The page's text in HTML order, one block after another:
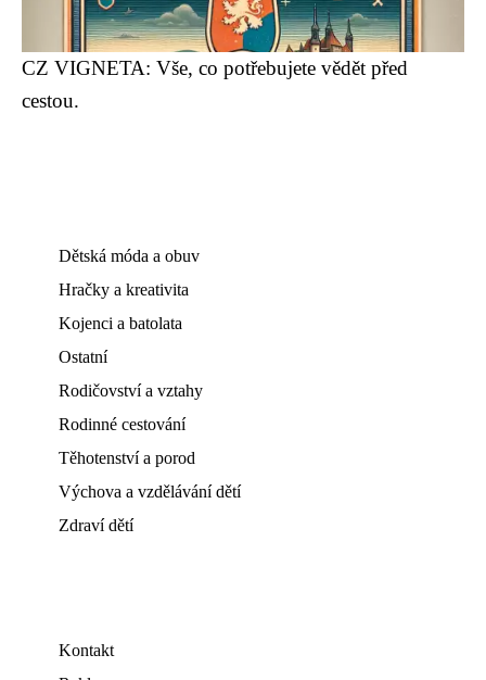
CZ VIGNETA: Vše, co potřebujete vědět před
cestou.
Dětská móda a obuv
Hračky a kreativita
Kojenci a batolata
Ostatní
Rodičovství a vztahy
Rodinné cestování
Těhotenství a porod
Výchova a vzdělávání dětí
Zdraví dětí
Kontakt